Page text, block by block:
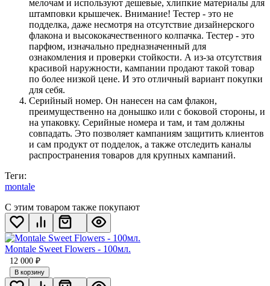
мелочам и используют дешевые, хлипкие материалы для
штамповки крышечек. Внимание! Тестер - это не
подделка, даже несмотря на отсутствие дизайнерского
флакона и высококачественного колпачка. Тестер - это
парфюм, изначально предназначенный для
ознакомления и проверки стойкости. А из-за отсутствия
красивой наружности, кампании продают такой товар
по более низкой цене. И это отличный вариант покупки
для себя.
Серийный номер. Он нанесен на сам флакон,
преимущественно на донышко или с боковой стороны, и
на упаковку. Серийные номера и там, и там должны
совпадать. Это позволяет кампаниям защитить клиентов
и сам продукт от подделок, а также отследить каналы
распространения товаров для крупных кампаний.
Теги:
montale
С этим товаром также покупают
Montale Sweet Flowers - 100мл.
12 000 ₽
В корзину